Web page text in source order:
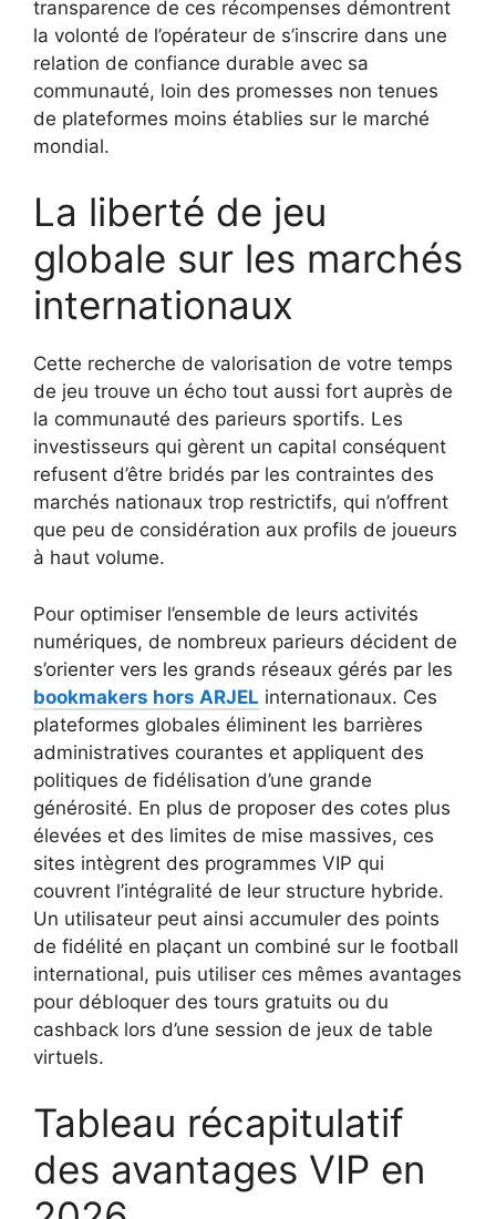
transparence de ces récompenses démontrent
la volonté de l’opérateur de s’inscrire dans une
relation de confiance durable avec sa
communauté, loin des promesses non tenues
de plateformes moins établies sur le marché
mondial.
La liberté de jeu
globale sur les marchés
internationaux
Cette recherche de valorisation de votre temps
de jeu trouve un écho tout aussi fort auprès de
la communauté des parieurs sportifs. Les
investisseurs qui gèrent un capital conséquent
refusent d’être bridés par les contraintes des
marchés nationaux trop restrictifs, qui n’offrent
que peu de considération aux profils de joueurs
à haut volume.
Pour optimiser l’ensemble de leurs activités
numériques, de nombreux parieurs décident de
s’orienter vers les grands réseaux gérés par les
bookmakers hors ARJEL internationaux. Ces
plateformes globales éliminent les barrières
administratives courantes et appliquent des
politiques de fidélisation d’une grande
générosité. En plus de proposer des cotes plus
élevées et des limites de mise massives, ces
sites intègrent des programmes VIP qui
couvrent l’intégralité de leur structure hybride.
Un utilisateur peut ainsi accumuler des points
de fidélité en plaçant un combiné sur le football
international, puis utiliser ces mêmes avantages
pour débloquer des tours gratuits ou du
cashback lors d’une session de jeux de table
virtuels.
Tableau récapitulatif
des avantages VIP en